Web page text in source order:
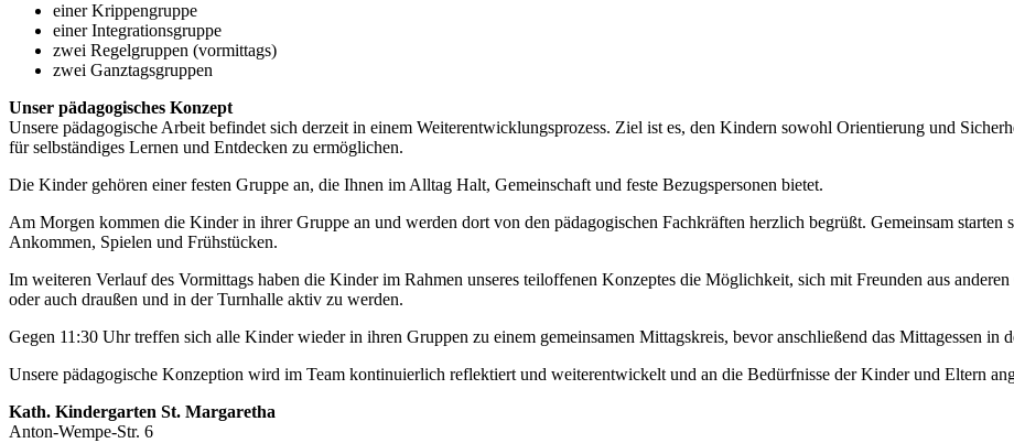
einer Krippengruppe
einer Integrationsgruppe
zwei Regelgruppen (vormittags)
zwei Ganztagsgruppen
Unser pädagogisches Konzept
Unsere pädagogische Arbeit befindet sich derzeit in einem Weiterentwicklungsprozess. Ziel ist es, den Kindern sowohl Orientierung und
für selbständiges Lernen und Entdecken zu ermöglichen.
Die Kinder gehören einer festen Gruppe an, die Ihnen im Alltag Halt, Gemeinschaft und feste Bezugspersonen bietet.
Am Morgen kommen die Kinder in ihrer Gruppe an und werden dort von den pädagogischen Fachkräften herzlich begrüßt. Gemeinsam starten
Ankommen, Spielen und Frühstücken.
Im weiteren Verlauf des Vormittags haben die Kinder im Rahmen unseres teiloffenen Konzeptes die Möglichkeit, sich mit Freunden aus
oder auch draußen und in der Turnhalle aktiv zu werden.
Gegen 11:30 Uhr treffen sich alle Kinder wieder in ihren Gruppen zu einem gemeinsamen Mittagskreis, bevor anschließend das Mittagessen in
Unsere pädagogische Konzeption wird im Team kontinuierlich reflektiert und weiterentwickelt und an die Bedürfnisse der Kinder und Eltern
Kath. Kindergarten St. Margaretha
Anton-Wempe-Str. 6